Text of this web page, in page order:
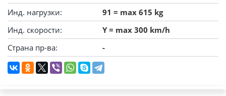
Инд. нагрузки:
91 = max 615 kg
Инд. скорости:
Y = max 300 km/h
Страна пр-ва:
-